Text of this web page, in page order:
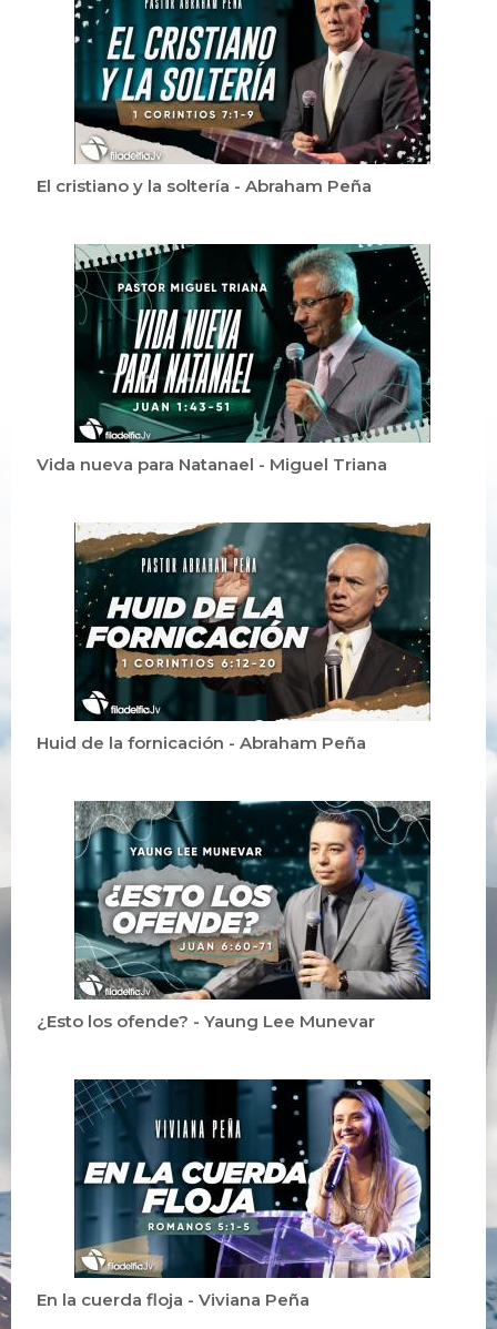
El cristiano y la soltería - Abraham Peña
Vida nueva para Natanael - Miguel Triana
Huid de la fornicación - Abraham Peña
¿Esto los ofende? - Yaung Lee Munevar
En la cuerda floja - Viviana Peña